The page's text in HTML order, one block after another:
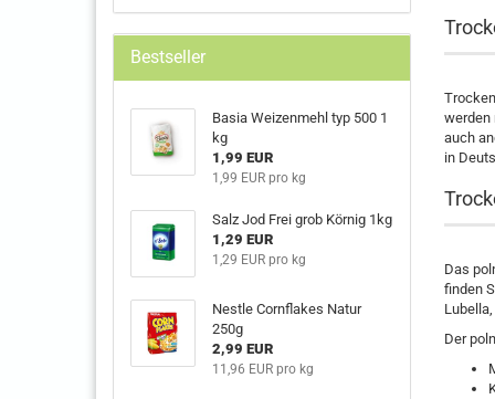
werden
auch
in
Das
finden
Der
Bestseller
Basia Weizenmehl typ 500 1
kg
1,99 EUR
1,99 EUR pro kg
Salz Jod Frei grob Körnig 1kg
1,29 EUR
1,29 EUR pro kg
Nestle Cornflakes Natur
250g
2,99 EUR
11,96 EUR pro kg